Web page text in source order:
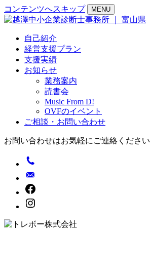
コンテンツへスキップ MENU
自己紹介
経営支援プラン
支援実績
お知らせ
業務案内
読書会
Music From D!
OVFのイベント
ご相談・お問い合わせ
お問い合わせはお気軽にご連絡ください